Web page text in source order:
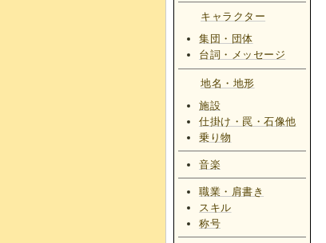
キャラクター
集団・団体
台詞・メッセージ
地名・地形
施設
仕掛け・罠・石像他
乗り物
音楽
職業・肩書き
スキル
称号